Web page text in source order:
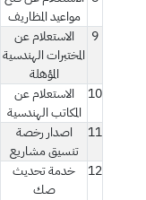
مواعيد المظاريف
9
الاستعلام عن
المختبرات الهندسية
المؤهلة
10
الاستعلام عن
المكاتب الهندسية
11
اصدار رخصة
تنسيق مشاريع
12
خدمة تحديث
صك